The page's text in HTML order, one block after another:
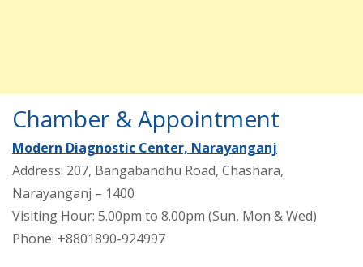
Chamber & Appointment
Modern Diagnostic Center, Narayanganj
Address: 207, Bangabandhu Road, Chashara,
Narayanganj – 1400
Visiting Hour: 5.00pm to 8.00pm (Sun, Mon & Wed)
Phone: +8801890-924997